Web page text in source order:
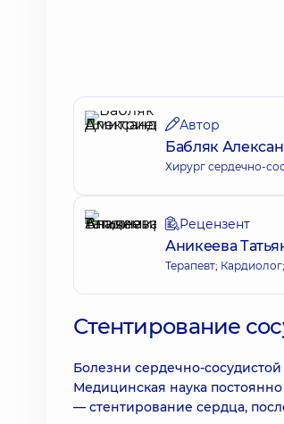
Автор
Бабляк
Хирург сердечно-
Рецензент
Аникеева
Терапевт;
Стентирование
Болезни сердечно-
Медицинская наука
— стентирование сердца,